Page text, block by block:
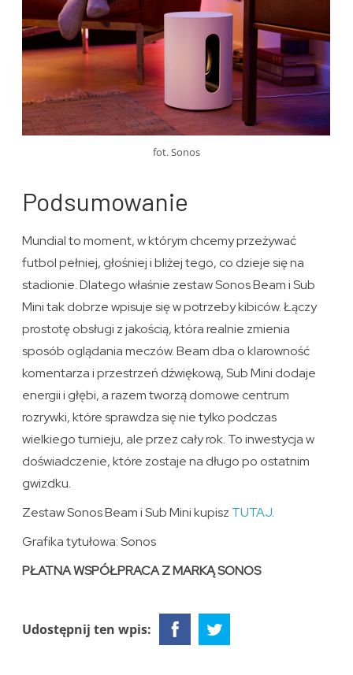
fot. Sonos
Podsumowanie
Mundial to moment, w którym chcemy przeżywać
futbol pełniej, głośniej i bliżej tego, co dzieje się na
stadionie. Dlatego właśnie zestaw Sonos Beam i Sub
Mini tak dobrze wpisuje się w potrzeby kibiców. Łączy
prostotę obsługi z jakością, która realnie zmienia
sposób oglądania meczów. Beam dba o klarowność
komentarza i przestrzeń dźwiękową, Sub Mini dodaje
energii i głębi, a razem tworzą domowe centrum
rozrywki, które sprawdza się nie tylko podczas
wielkiego turnieju, ale przez cały rok. To inwestycja w
doświadczenie, które zostaje na długo po ostatnim
gwizdku.
Zestaw Sonos Beam i Sub Mini kupisz TUTAJ.
Grafika tytułowa: Sonos
PŁATNA WSPÓŁPRACA Z MARKĄ SONOS
Udostępnij ten wpis: